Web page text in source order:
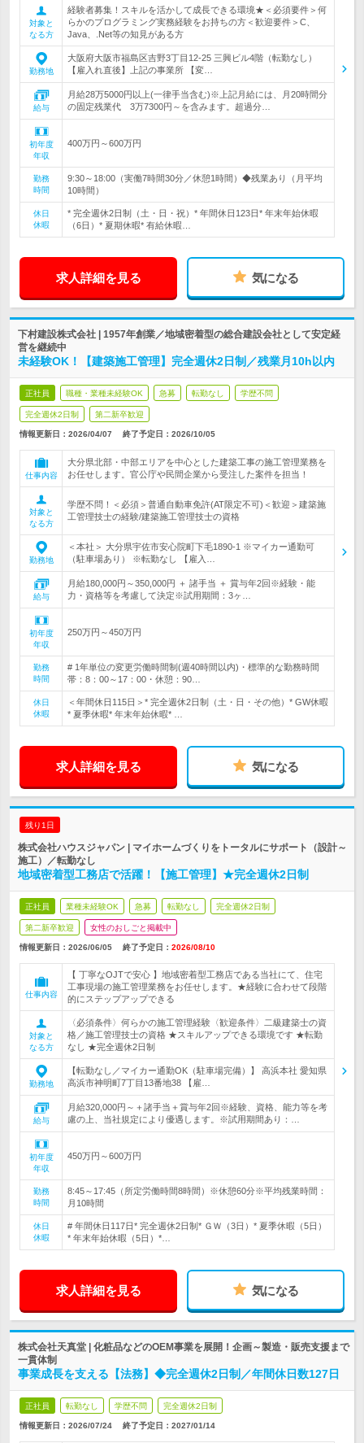
対象と
なる方
経験者募集！スキルを活かして成長できる環境★＜必須要件＞何
らかのプログラミング実務経験をお持ちの方＜歓迎要件＞C、
Java、.Net等の知見がある方
勤務地
大阪府大阪市福島区吉野3丁目12-25 三興ビル4階（転勤なし）
【雇入れ直後】上記の事業所 【変…
給与
月給28万5000円以上(一律手当含む)※上記月給には、月20時間分
の固定残業代 3万7300円～を含みます。超過分…
初年度
年収
400万円～600万円
勤務
時間
9:30～18:00（実働7時間30分／休憩1時間）◆残業あり（月平均
10時間）
休日
休暇
* 完全週休2日制（土・日・祝）* 年間休日123日* 年末年始休暇
（6日）* 夏期休暇* 有給休暇…
求人詳細を見る 気になる
下村建設株式会社 | 1957年創業／地域密着型の総合建設会社として安定経
営を継続中
未経験OK！【建築施工管理】完全週休2日制／残業月10h以内
正社員 職種・業種未経験OK 急募 転勤なし 学歴不問
完全週休2日制 第二新卒歓迎
情報更新日：2026/04/07 終了予定日： 2026/10/05
仕事内容
大分県北部・中部エリアを中心とした建築工事の施工管理業務を
お任せします。官公庁や民間企業から受注した案件を担当！
対象と
なる方
学歴不問！＜必須＞普通自動車免許(AT限定不可)＜歓迎＞建築施
工管理技士の経験/建築施工管理技士の資格
勤務地
＜本社＞ 大分県宇佐市安心院町下毛1890-1 ※マイカー通勤可
（駐車場あり） ※転勤なし 【雇入…
給与
月給180,000円～350,000円 ＋ 諸手当 ＋ 賞与年2回※経験・能
力・資格等を考慮して決定※試用期間：3ヶ…
初年度
年収
250万円～450万円
勤務
時間
# 1年単位の変更労働時間制(週40時間以内)・標準的な勤務時間
帯：8：00～17：00・休憩：90…
休日
休暇
＜年間休日115日＞* 完全週休2日制（土・日・その他）* GW休暇
* 夏季休暇* 年末年始休暇* …
求人詳細を見る 気になる
残り1日
株式会社ハウスジャパン | マイホームづくりをトータルにサポート（設計～
施工）／転勤なし
地域密着型工務店で活躍！【施工管理】★完全週休2日制
正社員 業種未経験OK 急募 転勤なし 完全週休2日制
第二新卒歓迎 女性のおしごと掲載中
情報更新日：2026/06/05 終了予定日： 2026/08/10
仕事内容
【 丁寧なOJTで安心 】地域密着型工務店である当社にて、住宅
工事現場の施工管理業務をお任せします。★経験に合わせて段階
的にステップアップできる
対象と
なる方
〈必須条件〉何らかの施工管理経験〈歓迎条件〉二級建築士の資
格／施工管理技士の資格 ★スキルアップできる環境です ★転勤
なし ★完全週休2日制
勤務地
【転勤なし／マイカー通勤OK（駐車場完備）】 高浜本社 愛知県
高浜市神明町7丁目13番地38 【雇…
給与
月給320,000円～＋諸手当＋賞与年2回※経験、資格、能力等を考
慮の上、当社規定により優遇します。※試用期間あり：…
初年度
年収
450万円～600万円
勤務
時間
8:45～17:45（所定労働時間8時間）※休憩60分※平均残業時間：
月10時間
休日
休暇
# 年間休日117日* 完全週休2日制* ＧＷ（3日）* 夏季休暇（5日）
* 年末年始休暇（5日）*…
求人詳細を見る 気になる
株式会社天真堂 | 化粧品などのOEM事業を展開！企画～製造・販売支援まで
一貫体制
事業成長を支える【法務】◆完全週休2日制／年間休日数127日
正社員 転勤なし 学歴不問 完全週休2日制
情報更新日：2026/07/24 終了予定日： 2027/01/14